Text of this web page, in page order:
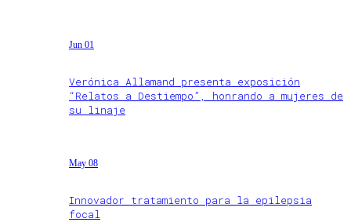
Jun 01
Verónica Allamand presenta exposición
“Relatos a Destiempo”, honrando a mujeres de
su linaje
May 08
Innovador tratamiento para la epilepsia
focal